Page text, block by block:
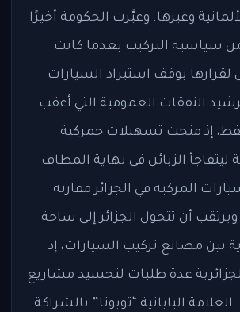
وغيرها. وعبَّرت الحكومة أخيرًا
سياسية التركيب بعدما كانت
لقرارها بوقف استيراد السيارات
النفقات العمومية التي أعقب
إذ منحت تسهيلات جمركية
ليتفاجأ الزبائن في نهاية المطاف
المركبة في الجزائر مقارنة
أن تتحول الجزائر إلى ساحة
بين مصانع تركيب السيارات، إذ
عدة طلبات لتجسيد مشاريع
اليابانية “تويوتا” بالشراكة